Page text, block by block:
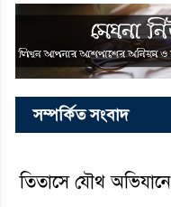
সম্পর্কিত সংবাদ
তিতাসে যৌথ